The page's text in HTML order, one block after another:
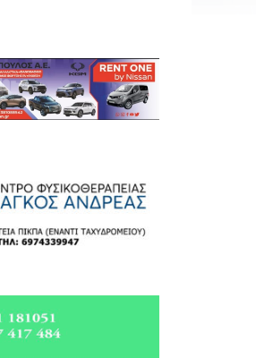
Κόσμος
Τοπικά
Πολιτική
Αθλητικά